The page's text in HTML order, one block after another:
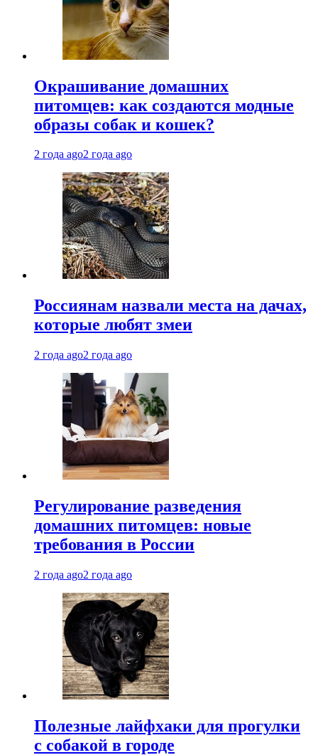
Окрашивание домашних
питомцев: как создаются модные
образы собак и кошек?
2 года ago2 года ago
Россиянам назвали места на дачах,
которые любят змеи
2 года ago2 года ago
Регулирование разведения
домашних питомцев: новые
требования в России
2 года ago2 года ago
Полезные лайфхаки для прогулки
с собакой в городе